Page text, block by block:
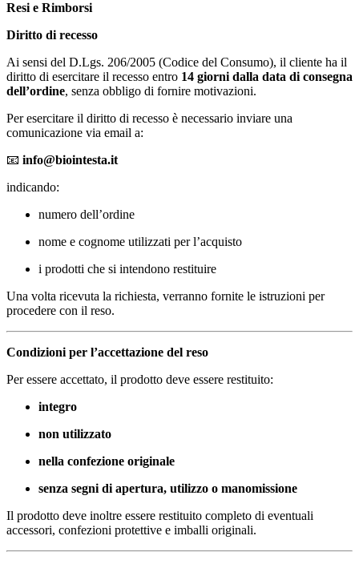
Resi e Rimborsi
Diritto di recesso
Ai sensi del D.Lgs. 206/2005 (Codice del Consumo), il cliente ha il
diritto di esercitare il recesso entro 14 giorni dalla data di consegna
dell’ordine, senza obbligo di fornire motivazioni.
Per esercitare il diritto di recesso è necessario inviare una
comunicazione via email a:
📧 info@biointesta.it
indicando:
numero dell’ordine
nome e cognome utilizzati per l’acquisto
i prodotti che si intendono restituire
Una volta ricevuta la richiesta, verranno fornite le istruzioni per
procedere con il reso.
Condizioni per l’accettazione del reso
Per essere accettato, il prodotto deve essere restituito:
integro
non utilizzato
nella confezione originale
senza segni di apertura, utilizzo o manomissione
Il prodotto deve inoltre essere restituito completo di eventuali
accessori, confezioni protettive e imballi originali.